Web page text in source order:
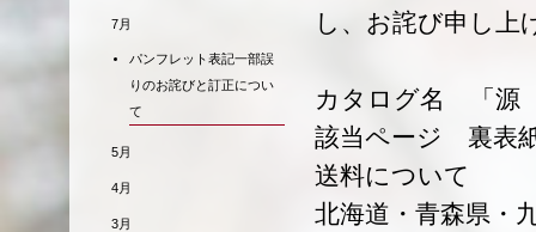
し、お詫び申し上
カタログ名 「源
該当ページ 裏表
送料について
北海道・青森県・
7月
パンフレット表記一部誤
りのお詫びと訂正につい
て
5月
4月
3月